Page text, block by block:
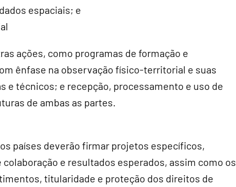
espaciais; e
ações, como programas de formação e
ênfase na observação físico-territorial e suas
e técnicos; e recepção, processamento e uso de
de ambas as partes.
países deverão firmar projetos específicos,
e resultados esperados, assim como os
titularidade e proteção dos direitos de